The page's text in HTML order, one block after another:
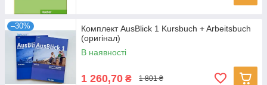
–30%
Комплект AusBlick 1 Kursbuch + Arbeitsbuch
(оригінал)
В наявності
1 260,70 ₴ 1 801 ₴